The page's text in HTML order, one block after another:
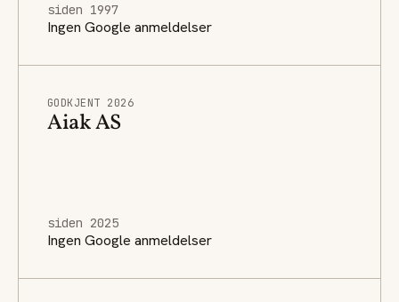
siden 1997
Ingen Google anmeldelser
GODKJENT 2026
Aiak AS
siden 2025
Ingen Google anmeldelser